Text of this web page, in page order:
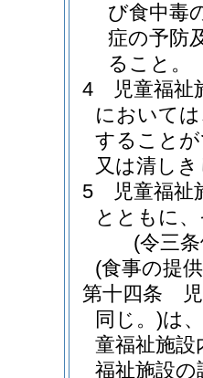
び食中毒
症の予防
ること。
4
児童福祉
において
すること
又は清し
5
児童福
とともに
(令三
(食事の提
第十四条
同じ。)は
童福祉施設
福祉施設